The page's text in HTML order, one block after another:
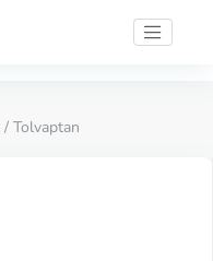
/ Tolvaptan